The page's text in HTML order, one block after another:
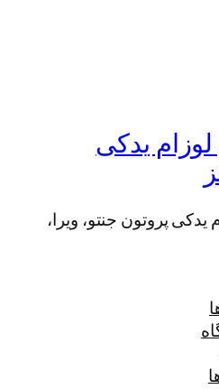
یدکی
پروتون جنتو، ویرا،